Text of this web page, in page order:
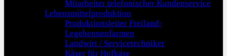
Mitarbeiter telefonischer Kundenservice
Lebensmittelproduktion
Produktionsleiter Freiland-
Legehennenfarmen
Landwirt / Servicetechniker
Käser für Hofkäse